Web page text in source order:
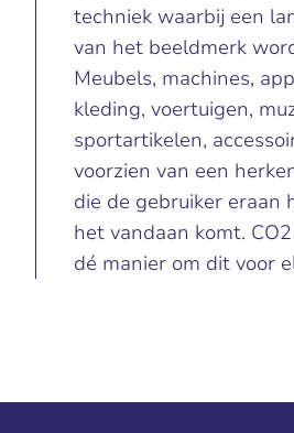
techniek waarbij een
van het beeldmerk
Meubels, machines,
kleding, voertuigen,
sportartikelen,
voorzien van een
die de gebruiker eraan
het vandaan komt.
dé manier om dit voor